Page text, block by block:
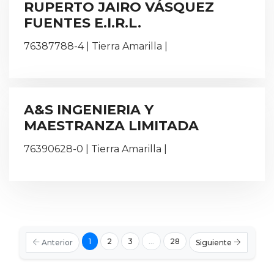
RUPERTO JAIRO VÁSQUEZ
FUENTES E.I.R.L.
76387788-4 | Tierra Amarilla |
A&S INGENIERIA Y
MAESTRANZA LIMITADA
76390628-0 | Tierra Amarilla |
Anterior 1 2 3 ... 28 Siguiente